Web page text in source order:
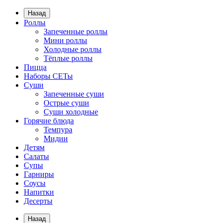
Назад
Роллы
Запеченные роллы
Мини роллы
Холодные роллы
Тёплые роллы
Пицца
Наборы СЕТы
Суши
Запеченные суши
Острые суши
Суши холодные
Горячие блюда
Темпура
Мидии
Детям
Салаты
Супы
Гарниры
Соусы
Напитки
Десерты
Назад